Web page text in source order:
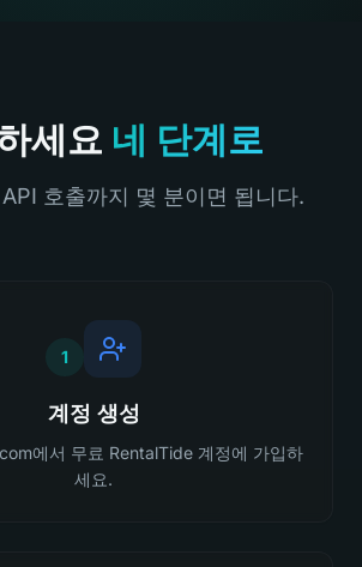
세요 네 단계로
호출까지 몇 분이면 됩니다.
1
계정 생성
에서 무료 RentalTide 계정에 가입하
세요.